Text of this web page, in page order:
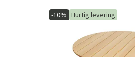
-10% Hurtig levering